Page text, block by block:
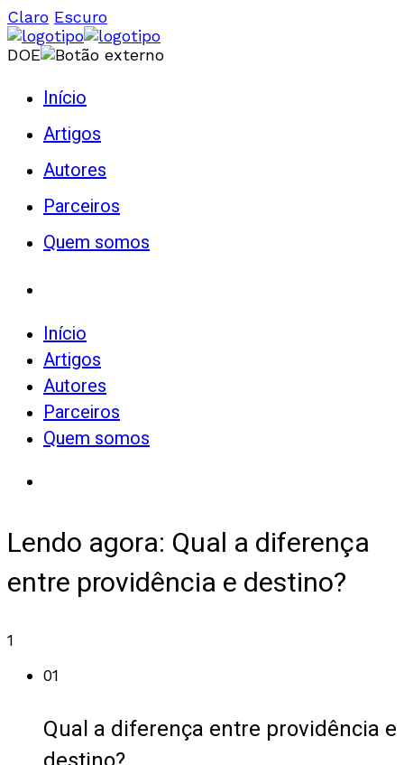
Claro Escuro
DOE
Início
Artigos
Autores
Parceiros
Quem somos
Início
Artigos
Autores
Parceiros
Quem somos
Lendo agora: Qual a diferença
entre providência e destino?
1
01
Qual a diferença entre providência e